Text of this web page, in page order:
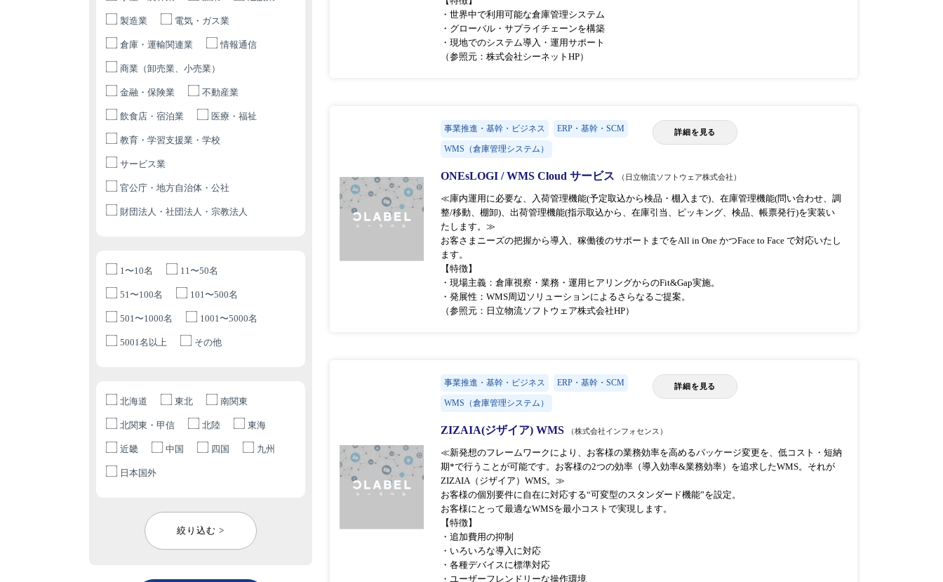
製造業 電気・ガス業
倉庫・運輸関連業 情報通信
商業（卸売業、小売業）
金融・保険業 不動産業
飲食店・宿泊業 医療・福祉
教育・学習支援業・学校
サービス業
官公庁・地方自治体・公社
財団法人・社団法人・宗教法人
1〜10名 11〜50名
51〜100名 101〜500名
501〜1000名 1001〜5000名
5001名以上 その他
北海道 東北 南関東
北関東・甲信 北陸 東海
近畿 中国 四国 九州
日本国外
絞り込む >
・世界中で利用可能な倉庫管理システム
・グローバル・サプライチェーンを構築
・現地でのシステム導入・運用サポート
（参照元：株式会社シーネットHP）
事業推進・基幹・ビジネス ERP・基幹・SCM
WMS（倉庫管理システム）
詳細を見る
ONEsLOGI / WMS Cloud サービス （日立物流ソフトウェア株式会社）
≪庫内運用に必要な、入荷管理機能(予定取込から検品・棚入まで)、在庫管理機能(問い合わせ、調
整/移動、棚卸)、出荷管理機能(指示取込から、在庫引当、ピッキング、検品、帳票発行)を実装い
たします。≫
お客さまニーズの把握から導入、稼働後のサポートまでをAll in One かつFace to Face で対応いたし
ます。
【特徴】
・現場主義：倉庫視察・業務・運用ヒアリングからのFit&Gap実施。
・発展性：WMS周辺ソリューションによるさらなるご提案。
（参照元：日立物流ソフトウェア株式会社HP）
事業推進・基幹・ビジネス ERP・基幹・SCM
WMS（倉庫管理システム）
詳細を見る
ZIZAIA(ジザイア) WMS （株式会社インフォセンス）
≪新発想のフレームワークにより、お客様の業務効率を高めるパッケージ変更を、低コスト・短納
期*で行うことが可能です。お客様の2つの効率（導入効率&業務効率）を追求したWMS。それが
ZIZAIA（ジザイア）WMS。≫
お客様の個別要件に自在に対応する“可変型のスタンダード機能”を設定。
お客様にとって最適なWMSを最小コストで実現します。
【特徴】
・追加費用の抑制
・いろいろな導入に対応
・各種デバイスに標準対応
・ユーザーフレンドリーな操作環境